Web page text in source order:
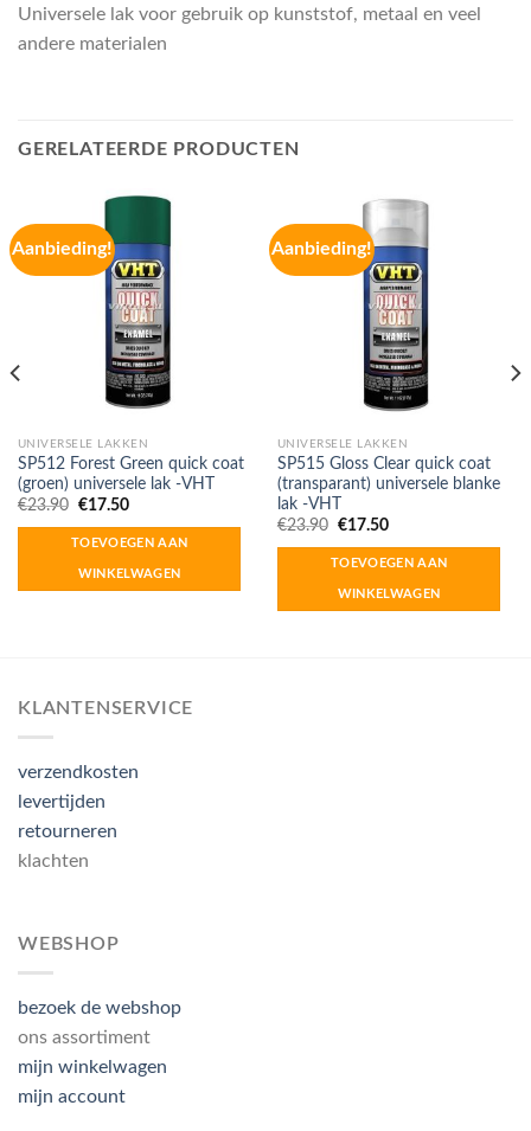
Universele lak voor gebruik op kunststof, metaal en veel
andere materialen
GERELATEERDE PRODUCTEN
Aanbieding!
UNIVERSELE LAKKEN
SP512 Forest Green quick coat
(groen) universele lak -VHT
€23.90 Oorspronkelijke
was:
€23.90.
€17.50Huidige
is:
€17.50.
TOEVOEGEN AAN
WINKELWAGEN
Aanbieding!
UNIVERSELE LAKKEN
SP515 Gloss Clear quick coat
(transparant) universele blanke
lak -VHT
€23.90 Oorspronkelijke
was:
€23.90.
€17.50Huidige
is:
€17.50.
TOEVOEGEN AAN
WINKELWAGEN
KLANTENSERVICE
verzendkosten
levertijden
retourneren
klachten
WEBSHOP
bezoek de webshop
ons assortiment
mijn winkelwagen
mijn account